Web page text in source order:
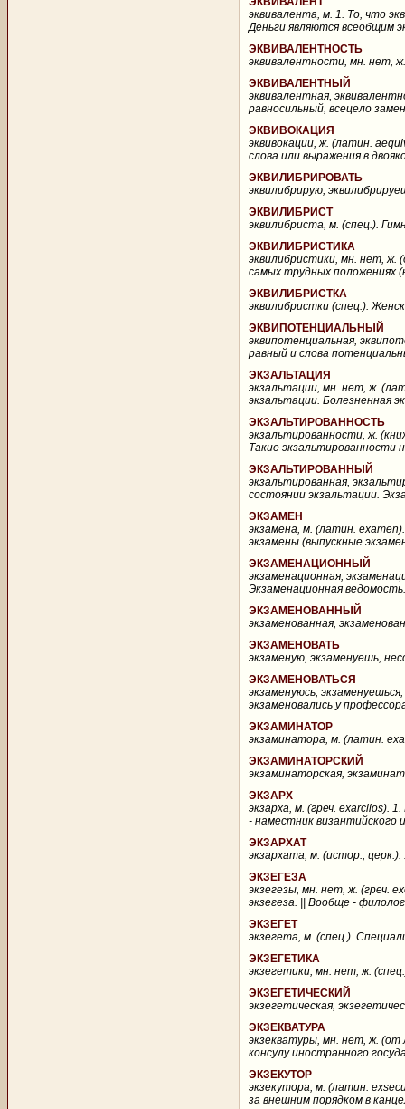
эквивалента, м. 1. То, что
Деньги являются всеобщим
ЭКВИВАЛЕНТНОСТЬ
эквивалентности, мн. нет,
ЭКВИВАЛЕНТНЫЙ
эквивалентная,
равносильный, всецело
ЭКВИВОКАЦИЯ
эквивокации, ж. (латин.
слова или выражения в
ЭКВИЛИБРИРОВАТЬ
эквилибрирую,
ЭКВИЛИБРИСТ
эквилибриста, м. (спец.).
ЭКВИЛИБРИСТИКА
эквилибристики, мн. нет, ж.
самых трудных положениях
ЭКВИЛИБРИСТКА
эквилибристки (спец.).
ЭКВИПОТЕНЦИАЛЬНЫЙ
эквипотенциальная,
равный и слова
ЭКЗАЛЬТАЦИЯ
экзальтации, мн. нет, ж.
экзальтации. Болезненная
ЭКЗАЛЬТИРОВАННОСТЬ
экзальтированности, ж.
Такие экзальтированности
ЭКЗАЛЬТИРОВАННЫЙ
экзальтированная,
состоянии экзальтации.
ЭКЗАМЕН
экзамена, м. (латин.
экзамены (выпускные
ЭКЗАМЕНАЦИОННЫЙ
экзаменационная,
Экзаменационная
ЭКЗАМЕНОВАННЫЙ
экзаменованная,
ЭКЗАМЕНОВАТЬ
экзаменую, экзаменуешь,
ЭКЗАМЕНОВАТЬСЯ
экзаменуюсь,
экзаменовались у
ЭКЗАМИНАТОР
экзаминатора, м. (латин.
ЭКЗАМИНАТОРСКИЙ
экзаминаторская,
ЭКЗАРХ
экзарха, м. (греч. exarclios).
- наместник византийского
ЭКЗАРХАТ
экзархата, м. (истор.,
ЭКЗЕГЕЗА
экзегезы, мн. нет, ж. (греч.
экзегеза. || Вообще -
ЭКЗЕГЕТ
экзегета, м. (спец.).
ЭКЗЕГЕТИКА
экзегетики, мн. нет, ж.
ЭКЗЕГЕТИЧЕСКИЙ
экзегетическая,
ЭКЗЕКВАТУРА
экзекватуры, мн. нет, ж. (от
консулу иностранного
ЭКЗЕКУТОР
экзекутора, м. (латин.
за внешним порядком в